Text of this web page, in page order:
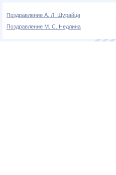
Поздравление А. Л. Шурайца
Поздравление М. С. Недлина